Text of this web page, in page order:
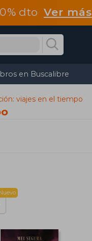
dtoVer más
en Buscalibre
viajes en el tiempo